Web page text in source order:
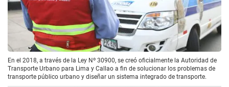
En el 2018, a través de la Ley Nº 30900, se creó oficialmente la Autoridad de
Transporte Urbano para Lima y Callao a fin de solucionar los problemas de
transporte público urbano y diseñar un sistema integrado de transporte.